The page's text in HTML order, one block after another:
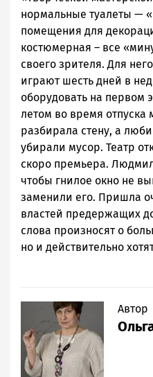
нормальные туалеты —
помещения для
костюмерная – все
своего зрителя. Для
играют шесть дней в
оборудовать на первом
летом во время отпуска
разбирала стену, а
убирали мусор. Театр
скоро премьера.
чтобы гнилое окно не
заменили его. Пришла
властей предержащих
слова произносят о
но и действительно
Автор